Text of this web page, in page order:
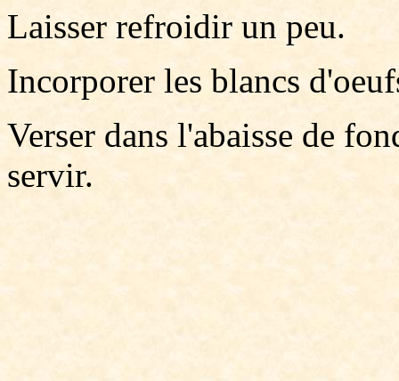
Laisser refroidir un peu.
Incorporer les blancs
Verser dans l'abaisse de
servir.